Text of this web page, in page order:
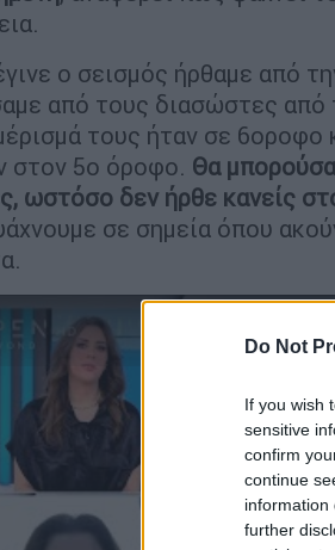
Do Not
If you wish
sensitive
confirm
continue
information
further
ο σεισμός ήρθαμε από
από τους διασώστες από
τους ήταν σε 6οροφο
στον 5ο όροφο. Θα
ωστόσο δεν ήρθε κανείς
σε σημεία όπου